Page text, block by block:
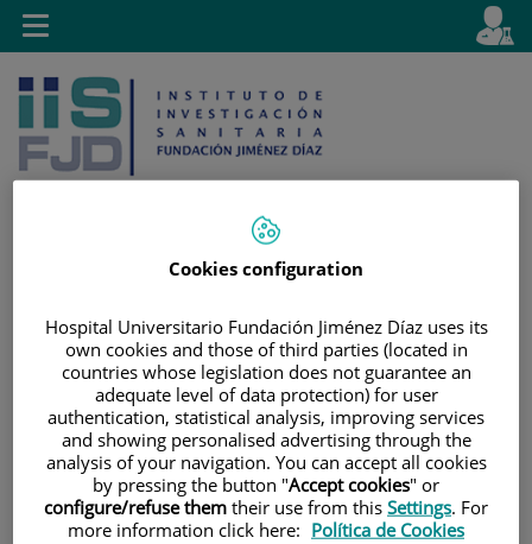
Jump to content
selector
Active
en
Toggle
navigation
Cookies configuration
Hospital Universitario Fundación Jiménez Díaz uses its
own cookies and those of third parties (located in
countries whose legislation does not guarantee an
adequate level of data protection) for user
authentication, statistical analysis, improving services
and showing personalised advertising through the
analysis of your navigation. You can accept all cookies
by pressing the button "Accept cookies" or
configure/refuse them their use from this Settings. For
more information click here: Política de Cookies